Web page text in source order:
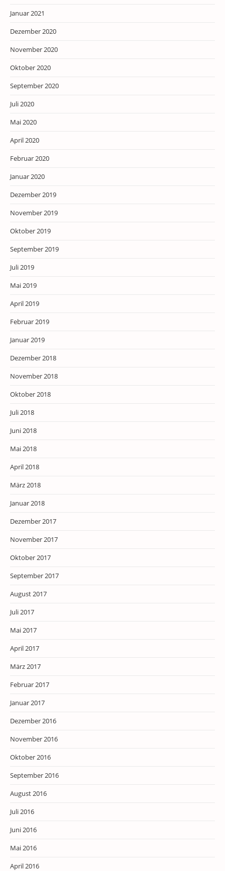
Januar 2021
Dezember 2020
November 2020
Oktober 2020
September 2020
Juli 2020
Mai 2020
April 2020
Februar 2020
Januar 2020
Dezember 2019
November 2019
Oktober 2019
September 2019
Juli 2019
Mai 2019
April 2019
Februar 2019
Januar 2019
Dezember 2018
November 2018
Oktober 2018
Juli 2018
Juni 2018
Mai 2018
April 2018
März 2018
Januar 2018
Dezember 2017
November 2017
Oktober 2017
September 2017
August 2017
Juli 2017
Mai 2017
April 2017
März 2017
Februar 2017
Januar 2017
Dezember 2016
November 2016
Oktober 2016
September 2016
August 2016
Juli 2016
Juni 2016
Mai 2016
April 2016